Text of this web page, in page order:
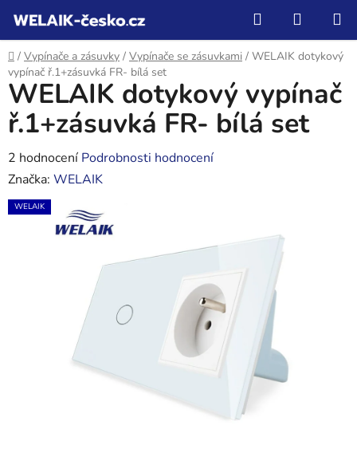
obsah
Hledat
KOŠÍK
Domů
/ Vypínače a zásuvky / Vypínače se zásuvkami / WELAIK dotykový
vypínač ř.1+zásuvká FR- bílá set
WELAIK dotykový vypínač
ř.1+zásuvká FR- bílá set
Průměrné
hodnocení
produktu
2 hodnocení Podrobnosti hodnocení
Značka: WELAIK
WELAIK